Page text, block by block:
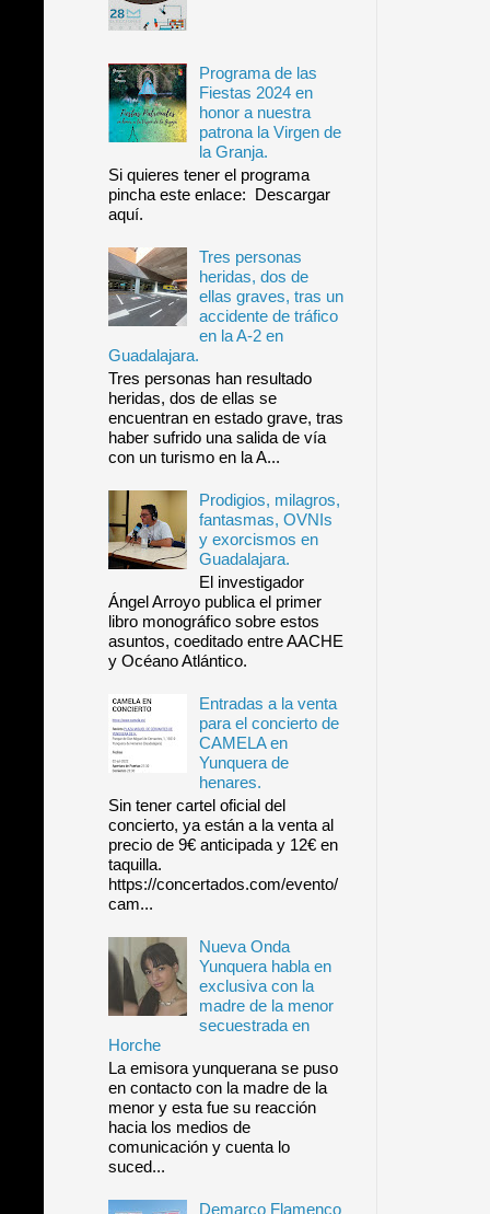
Programa de las
Fiestas 2024 en
honor a nuestra
patrona la Virgen de
la Granja.
Si quieres tener el programa
pincha este enlace: Descargar
aquí.
Tres personas
heridas, dos de
ellas graves, tras un
accidente de tráfico
en la A-2 en
Guadalajara.
Tres personas han resultado
heridas, dos de ellas se
encuentran en estado grave, tras
haber sufrido una salida de vía
con un turismo en la A...
Prodigios, milagros,
fantasmas, OVNIs
y exorcismos en
Guadalajara.
El investigador
Ángel Arroyo publica el primer
libro monográfico sobre estos
asuntos, coeditado entre AACHE
y Océano Atlántico.
Entradas a la venta
para el concierto de
CAMELA en
Yunquera de
henares.
Sin tener cartel oficial del
concierto, ya están a la venta al
precio de 9€ anticipada y 12€ en
taquilla.
https://concertados.com/evento/
cam...
Nueva Onda
Yunquera habla en
exclusiva con la
madre de la menor
secuestrada en
Horche
La emisora yunquerana se puso
en contacto con la madre de la
menor y esta fue su reacción
hacia los medios de
comunicación y cuenta lo
suced...
Demarco Flamenco